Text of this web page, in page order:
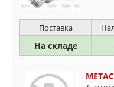
ERA
FORD
LUZAR
MAHLE
Поставка
На складе